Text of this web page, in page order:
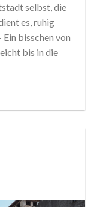
selbst, die
es, ruhig
bisschen von
bis in die